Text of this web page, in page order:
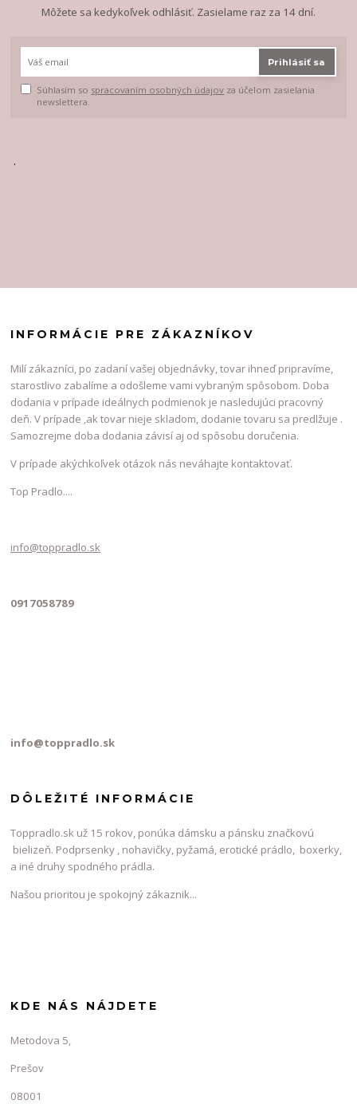
Môžete sa kedykoľvek odhlásiť. Zasielame raz za 14 dní.
Prihlásiť sa
Súhlasím so spracovaním osobných údajov za účelom zasielania
newslettera.
.
INFORMÁCIE PRE ZÁKAZNÍKOV
Milí zákazníci, po zadaní vašej objednávky, tovar ihneď pripravíme,
starostlivo zabalíme a odošleme vami vybraným spôsobom. Doba
dodania v prípade ideálnych podmienok je nasledujúci pracovný
deň. V prípade ,ak tovar nieje skladom, dodanie tovaru sa predlžuje .
Samozrejme doba dodania závisí aj od spôsobu doručenia.
V prípade akýchkoľvek otázok nás neváhajte kontaktovať.
Top Pradlo....
info@toppradlo.sk
0917058789
info@toppradlo.sk
DÔLEŽITÉ INFORMÁCIE
Toppradlo.sk už 15 rokov, ponúka dámsku a pánsku značkovú
bielizeň. Podprsenky , nohavičky, pyžamá, erotické prádlo, boxerky,
a iné druhy spodného prádla.
Našou prioritou je spokojný zákaznik...
KDE NÁS NÁJDETE
Metodova 5,
Prešov
08001